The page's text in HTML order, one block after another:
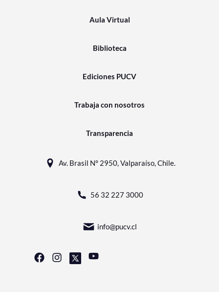
Aula Virtual
Biblioteca
Ediciones PUCV
Trabaja con nosotros
Transparencia
Av. Brasil N° 2950, Valparaíso, Chile.
56 32 227 3000
info@pucv.cl